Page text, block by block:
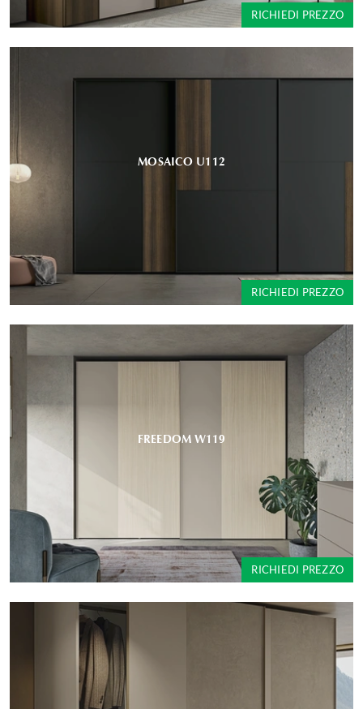
RICHIEDI PREZZO
MOSAICO U112
RICHIEDI PREZZO
FREEDOM W119
RICHIEDI PREZZO